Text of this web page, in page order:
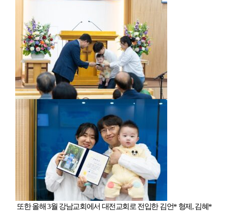
또한 올해 3월 강남교회에서 대전교회로 전입한 김언* 형제, 김혜*